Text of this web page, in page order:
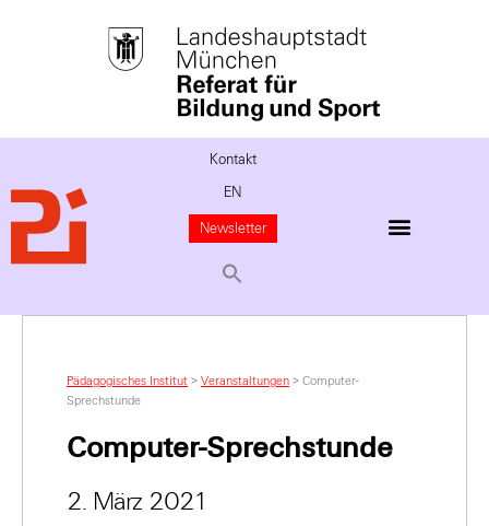
Kontakt
EN
Newsletter
Pädagogisches Institut > Veranstaltungen > Computer-
Sprechstunde
Computer-Sprechstunde
2. März 2021